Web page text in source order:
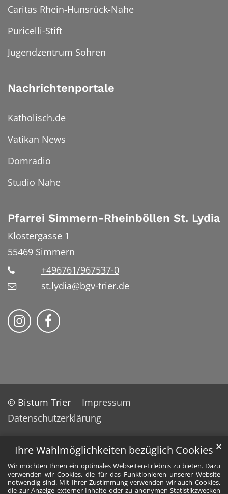
Ihre Wahlmöglichkeiten bezüglich Cookies
Wir möchten Ihnen ein optimales Webseiten-Erlebnis zu bieten. Dazu
verwenden wir Cookies, die für das Funktionieren unserer Website
notwendig sind. Mit Ihrer Zustimmung verwenden wir auch Cookies,
die zur Anzeige externer Inhalte oder zu anonymen Statistikzwecken
✕
Caritas Rhein-Hunsrück-Nahe
Puricelli-Stift
Jugendzentrum Sohren
Nachrichtenportale
Katholisch.de
Vatikan News
Domradio
Studio Nahe
Pfarrei Simmern-Rheinböllen St. Lydia
Klostergasse 1
55469 Simmern
+496761/967537-0
st.lydia@bgv-trier.de
Wir auf Instragram
Wir auf Facebook
© Bistum Trier
Impressum
Datenschutzerklärung